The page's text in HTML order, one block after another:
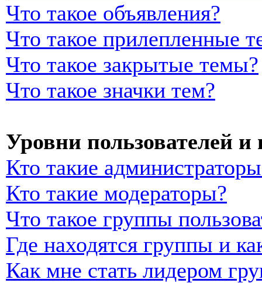
Что такое объявления?
Что такое прилепленные
Что такое закрытые темы?
Что такое значки тем?
Уровни пользователей
Кто такие
Кто такие модераторы?
Что такое группы
Где находятся группы и
Как мне стать лидером